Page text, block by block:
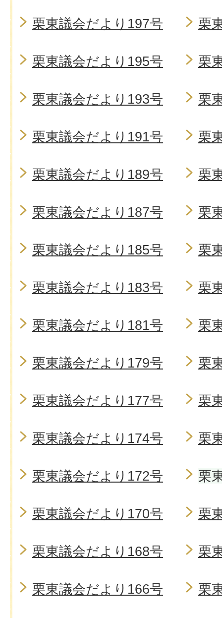
栗東議会だより197号 栗
栗東議会だより195号 栗
栗東議会だより193号 栗
栗東議会だより191号 栗
栗東議会だより189号 栗
栗東議会だより187号 栗
栗東議会だより185号 栗
栗東議会だより183号 栗
栗東議会だより181号 栗
栗東議会だより179号 栗
栗東議会だより177号 栗
栗東議会だより174号 栗
栗東議会だより172号 栗
栗東議会だより170号 栗
栗東議会だより168号 栗
栗東議会だより166号 栗